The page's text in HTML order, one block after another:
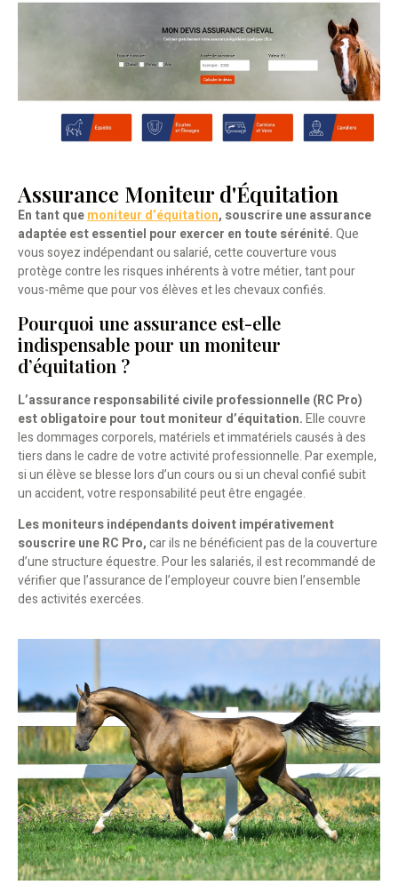
Assurance Moniteur d'Équitation
En tant quemoniteur d’équitation, souscrire une assurance
adaptée est essentiel pour exercer en toute sérénité.Que
vous soyez indépendant ou salarié, cette couverture vous
protège contre les risques inhérents à votre métier, tant pour
vous-même que pour vos élèves et les chevaux confiés.
Pourquoi une assurance est-elle
indispensable pour un moniteur
d’équitation ?
L’assurance responsabilité civile professionnelle (RC Pro)
est obligatoire pour tout moniteur d’équitation.Elle couvre
les dommages corporels, matériels et immatériels causés à des
tiers dans le cadre de votre activité professionnelle. Par exemple,
si un élève se blesse lors d’un cours ou si un cheval confié subit
un accident, votre responsabilité peut être engagée.
Les moniteurs indépendants doivent impérativement
souscrire une RC Pro,car ils ne bénéficient pas de la couverture
d’une structure équestre. Pour les salariés, il est recommandé de
vérifier que l’assurance de l’employeur couvre bien l’ensemble
des activités exercées.